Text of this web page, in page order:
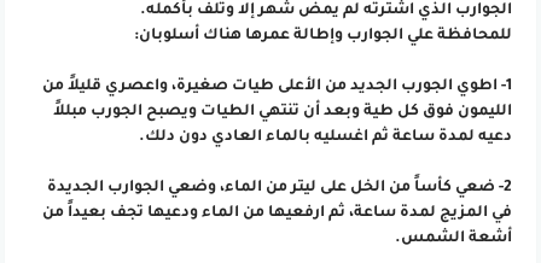
الجوارب الذي اشترته لم يمض شهر إلا وتلف بأكمله.
للمحافظة علي الجوارب وإطالة عمرها هناك أسلوبان:
1- اطوي الجورب الجديد من الأعلى طيات صغيرة، واعصري قليلاً من
الليمون فوق كل طية وبعد أن تنتهي الطيات ويصبح الجورب مبللاً
دعيه لمدة ساعة ثم اغسليه بالماء العادي دون دلك.
2- ضعي كأساً من الخل على ليتر من الماء، وضعي الجوارب الجديدة
في المزيج لمدة ساعة، ثم ارفعيها من الماء ودعيها تجف بعيداً من
أشعة الشمس.